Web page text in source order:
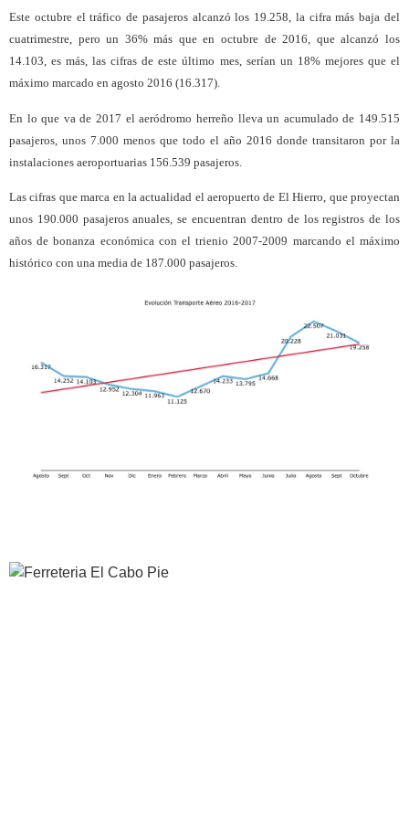
Este octubre el tráfico de pasajeros alcanzó los 19.258, la cifra más baja del
cuatrimestre, pero un 36% más que en octubre de 2016, que alcanzó los
14.103, es más, las cifras de este último mes, serían un 18% mejores que el
máximo marcado en agosto 2016 (16.317).
En lo que va de 2017 el aeródromo herreño lleva un acumulado de 149.515
pasajeros, unos 7.000 menos que todo el año 2016 donde transitaron por la
instalaciones aeroportuarias 156.539 pasajeros.
Las cifras que marca en la actualidad el aeropuerto de El Hierro, que proyectan
unos 190.000 pasajeros anuales, se encuentran dentro de los registros de los
años de bonanza económica con el trienio 2007-2009 marcando el máximo
histórico con una media de 187.000 pasajeros.